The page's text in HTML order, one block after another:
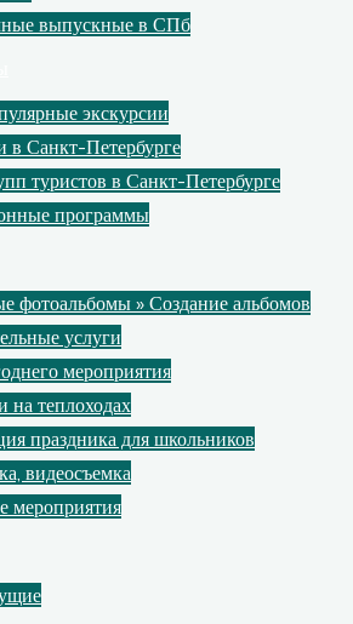
выпускные в СПб
экскурсии
в Санкт-Петербурге
туристов в Санкт-Петербурге
программы
фотоальбомы » Создание альбомов
услуги
мероприятия
на теплоходах
праздника для школьников
видеосъемка
мероприятия